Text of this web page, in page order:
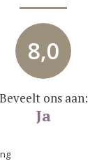
8,0
Beveelt ons aan:
Ja